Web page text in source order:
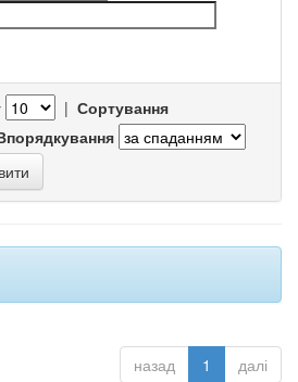
| Сортування
назад 1 далі